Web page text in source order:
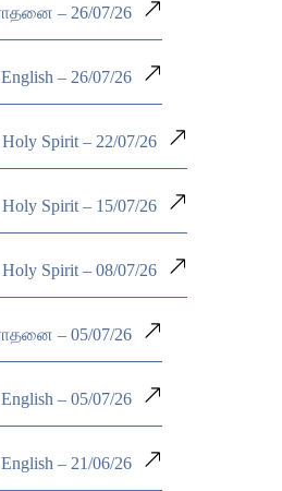
– 26/07/26
– 26/07/26
Spirit – 22/07/26
Spirit – 15/07/26
Spirit – 08/07/26
– 05/07/26
– 05/07/26
– 21/06/26